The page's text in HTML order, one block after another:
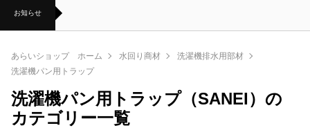
お知らせ
あらいショップ ホーム 水回り商材
洗濯機排水用部材
洗濯機パン用トラップ
洗濯機パン用トラップ（SANEI）の
カテゴリー一覧